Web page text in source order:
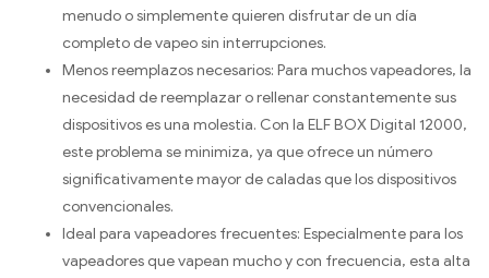
menudo o simplemente quieren disfrutar de un día
completo de vapeo sin interrupciones.
Menos reemplazos necesarios: Para muchos vapeadores, la
necesidad de reemplazar o rellenar constantemente sus
dispositivos es una molestia. Con la ELF BOX Digital 12000,
este problema se minimiza, ya que ofrece un número
significativamente mayor de caladas que los dispositivos
convencionales.
Ideal para vapeadores frecuentes: Especialmente para los
vapeadores que vapean mucho y con frecuencia, esta alta